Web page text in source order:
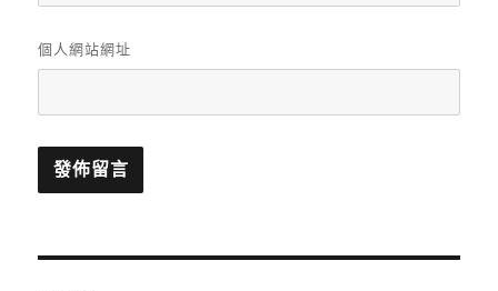
個人網站網址